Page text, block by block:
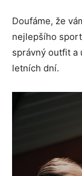
Doufáme, že
nejlepšího
správný outfit a
letních dní.